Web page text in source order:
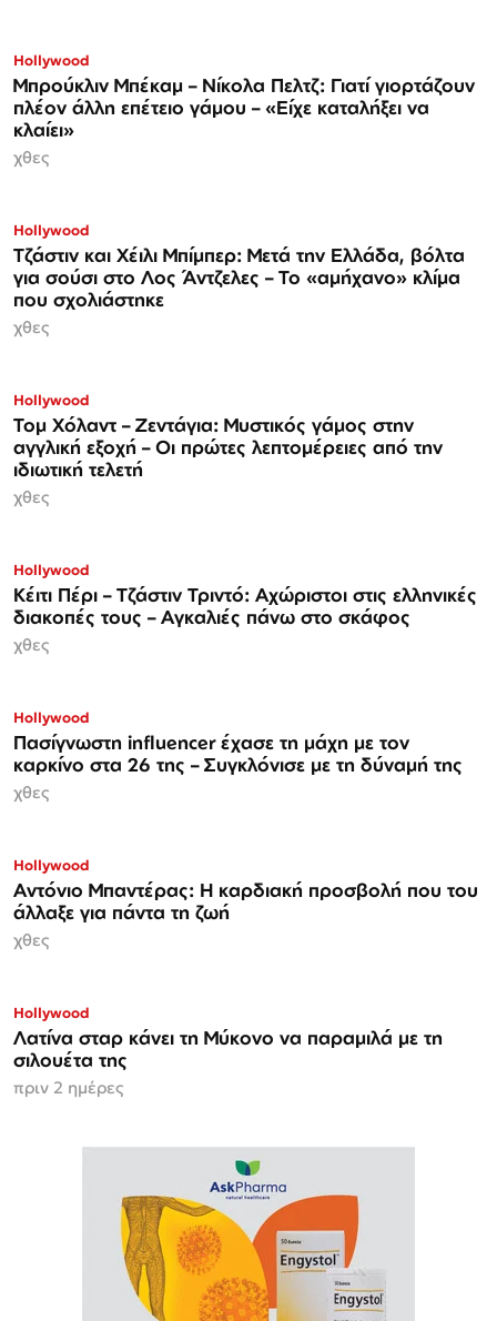
Hollywood
Μπρούκλιν Μπέκαμ – Νίκολα Πελτζ: Γιατί γιορτάζουν
πλέον άλλη επέτειο γάμου – «Είχε καταλήξει να
κλαίει»
χθες
Hollywood
Τζάστιν και Χέιλι Μπίμπερ: Μετά την Ελλάδα, βόλτα
για σούσι στο Λος Άντζελες – Το «αμήχανο» κλίμα
που σχολιάστηκε
χθες
Hollywood
Τομ Χόλαντ – Ζεντάγια: Μυστικός γάμος στην
αγγλική εξοχή – Οι πρώτες λεπτομέρειες από την
ιδιωτική τελετή
χθες
Hollywood
Κέιτι Πέρι – Τζάστιν Τριντό: Αχώριστοι στις ελληνικές
διακοπές τους – Αγκαλιές πάνω στο σκάφος
χθες
Hollywood
Πασίγνωστη influencer έχασε τη μάχη με τον
καρκίνο στα 26 της – Συγκλόνισε με τη δύναμή της
χθες
Hollywood
Αντόνιο Μπαντέρας: Η καρδιακή προσβολή που του
άλλαξε για πάντα τη ζωή
χθες
Hollywood
Λατίνα σταρ κάνει τη Μύκονο να παραμιλά με τη
σιλουέτα της
πριν 2 ημέρες